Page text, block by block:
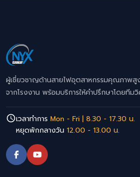
ผู้เชี่ยวชาญด้านสายไฟอุตสาหกรรมคุณภาพสู
จากโรงงาน พร้อมบริการให้คำปรึกษาโดยทีม
เวลาทำการ Mon - Fri | 8.30 - 17.30 น.
หยุดพักกลางวัน 12.00 - 13.00 น.